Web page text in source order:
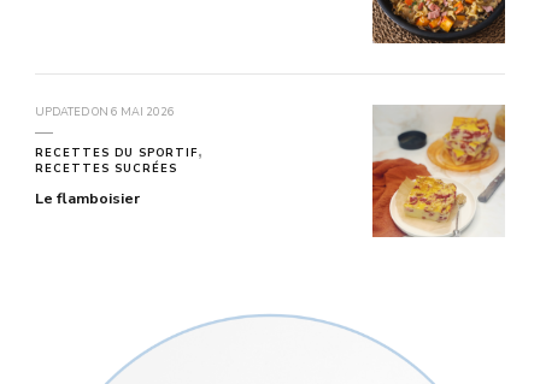
UPDATED ON 6 MAI 2026
RECETTES DU SPORTIF
RECETTES SUCRÉES
Le flamboisier